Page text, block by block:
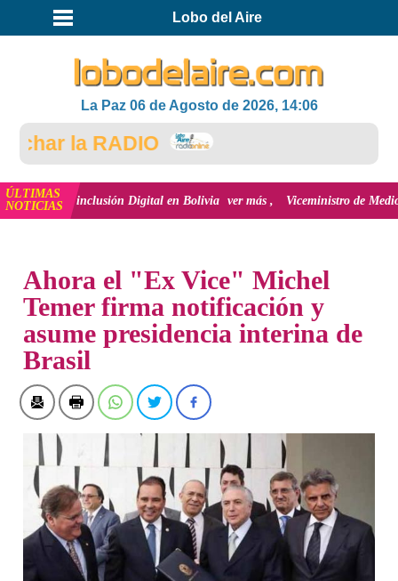
Lobo del Aire
La Paz 06 de Agosto de 2026, 14:06
la RADIO
ÚLTIMAS
NOTICIAS
y la inclusión Digital en Bolivia ver más Viceministro de Medio
Ahora el "Ex Vice" Michel
Temer firma notificación y
asume presidencia interina de
Brasil